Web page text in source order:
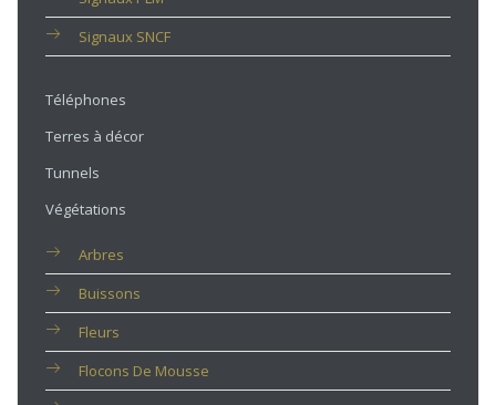
Signaux SNCF
Téléphones
Terres à décor
Tunnels
Végétations
Arbres
Buissons
Fleurs
Flocons De Mousse